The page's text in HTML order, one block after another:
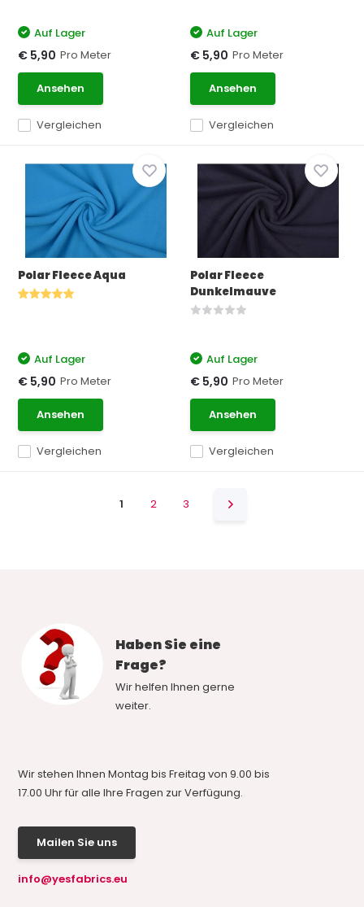
Vergleichen
Auf Lager
€ 5,90 Pro Meter
Ansehen
Vergleichen
Auf Lager
€ 5,90 Pro Meter
Ansehen
Polar Fleece Aqua
Vergleichen
Auf Lager
€ 5,90 Pro Meter
Ansehen
Polar Fleece
Dunkelmauve
Vergleichen
Auf Lager
€ 5,90 Pro Meter
Ansehen
1 2 3
Haben Sie eine
Frage?
Wir helfen Ihnen gerne
weiter.
Wir stehen Ihnen Montag bis Freitag von 9.00 bis
17.00 Uhr für alle Ihre Fragen zur Verfügung.
Mailen Sie uns
info@yesfabrics.eu